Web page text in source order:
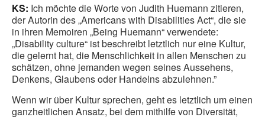
KS: Ich möchte die Worte von Judith Huemann zitieren,
der Autorin des „Americans with Disabilities Act“, die sie
in ihren Memoiren „Being Huemann“ verwendete:
„Disability culture“ ist beschreibt letztlich nur eine Kultur,
die gelernt hat, die Menschlichkeit in allen Menschen zu
schätzen, ohne jemanden wegen seines Aussehens,
Denkens, Glaubens oder Handelns abzulehnen.”
Wenn wir über Kultur sprechen, geht es letztlich um einen
ganzheitlichen Ansatz, bei dem mithilfe von Diversität,